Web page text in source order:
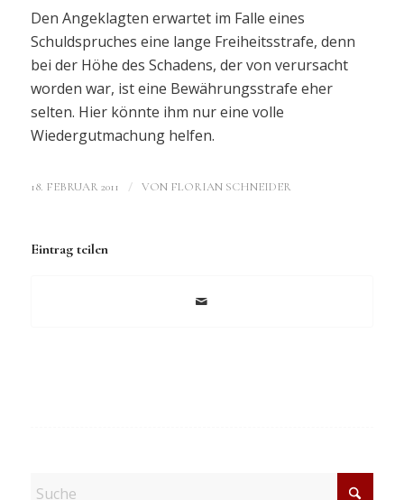
Den Angeklagten erwartet im Falle eines
Schuldspruches eine lange Freiheitsstrafe, denn
bei der Höhe des Schadens, der von verursacht
worden war, ist eine Bewährungsstrafe eher
selten. Hier könnte ihm nur eine volle
Wiedergutmachung helfen.
18. FEBRUAR 2011 / VON FLORIAN SCHNEIDER
Eintrag teilen